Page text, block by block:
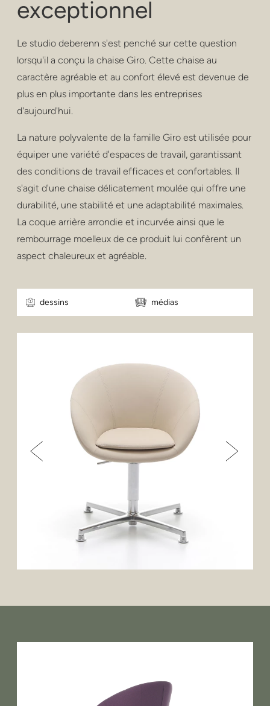
confidentialité
tabourets de bar
tables basses
les tables
rayonnage
extérieur
soins de santé
exceptionnel
Le studio deberenn s'est penché sur cette question
lorsqu'il a conçu la chaise Giro. Cette chaise au
caractère agréable et au confort élevé est devenue de
plus en plus importante dans les entreprises
d'aujourd'hui.
La nature polyvalente de la famille Giro est utilisée pour
équiper une variété d'espaces de travail, garantissant
des conditions de travail efficaces et confortables. Il
s'agit d'une chaise délicatement moulée qui offre une
durabilité, une stabilité et une adaptabilité maximales.
La coque arrière arrondie et incurvée ainsi que le
rembourrage moelleux de ce produit lui confèrent un
aspect chaleureux et agréable.
dessins médias